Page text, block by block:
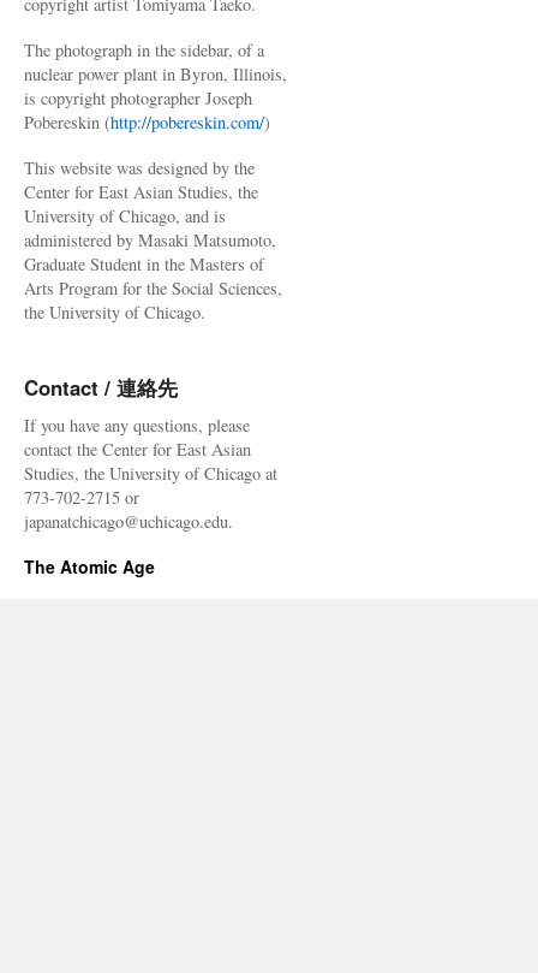
The photograph in the sidebar, of a
nuclear power plant in Byron, Illinois,
is copyright photographer Joseph
Pobereskin (http://pobereskin.com/)
This website was designed by the
Center for East Asian Studies, the
University of Chicago, and is
administered by Masaki Matsumoto,
Graduate Student in the Masters of
Arts Program for the Social Sciences,
the University of Chicago.
Contact / 連絡先
If you have any questions, please
contact the Center for East Asian
Studies, the University of Chicago at
773-702-2715 or
japanatchicago@uchicago.edu.
The Atomic Age